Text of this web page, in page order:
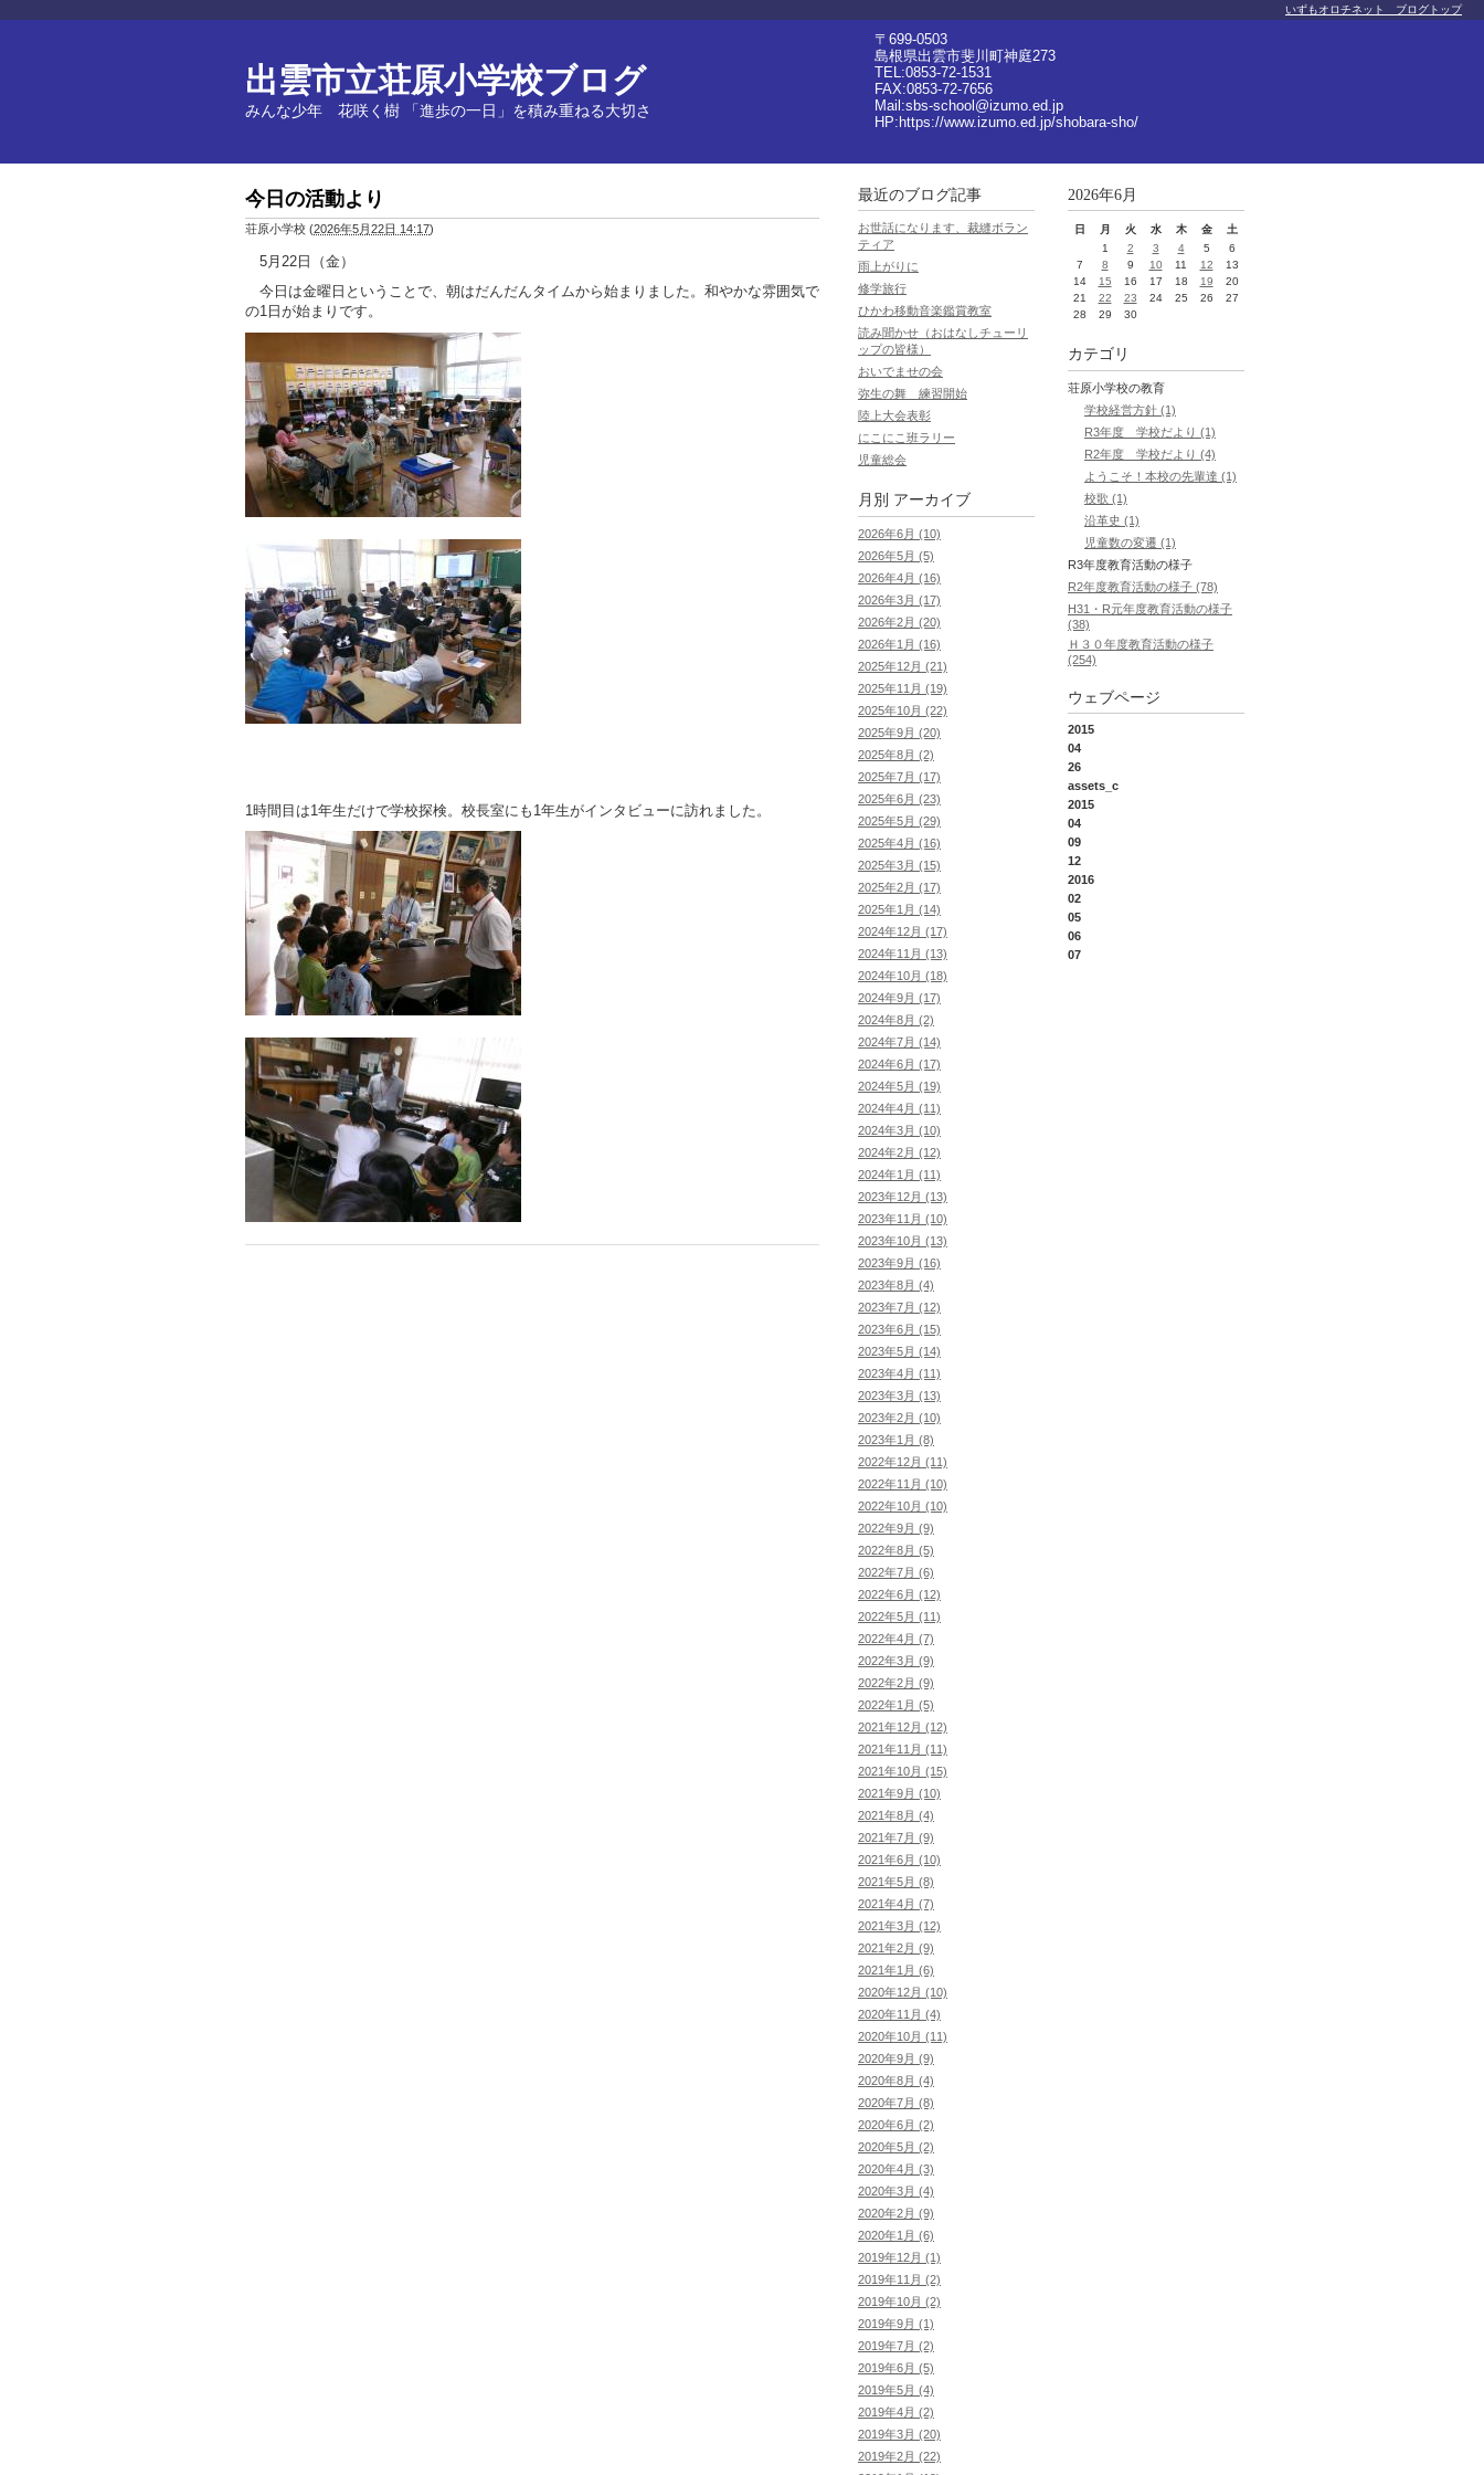
出雲市立荘原小学校ブログ
みんな少年 花咲く樹 「進歩の一日」を積み重ねる大切さ
〒699-0503
島根県出雲市斐川町神庭273
TEL:0853-72-1531
FAX:0853-72-7656
Mail:sbs-school@izumo.ed.jp
HP: https://www.izumo.ed.jp/shobara-sho/
いずもオロチネット ブログトップ
今日の活動より
荘原小学校 (2026年5月22日 14:17)
5月22日（金）
今日は金曜日ということで、朝はだんだんタイムから始まりました。和やかな雰囲気で
の1日が始まりです。
1時間目は1年生だけで学校探検。校長室にも1年生がインタビューに訪れました。
2026年6月
日 月 火 水 木 金
土
1
2 3 4 5
6
7
8 9 10 11 12
13
14
15 16 17 18 19
20
21
22 23 24 25 26
27
28
29 30
カテゴリ
荘原小学校の教育
学校経営方針 (1)
R3年度 学校だより (1)
R2年度 学校だより (4)
ようこそ！本校の先輩達 (1)
校歌 (1)
沿革史 (1)
児童数の変遷 (1)
R3年度教育活動の様子
R2年度教育活動の様子 (78)
H31・R元年度教育活動の様子
(38)
Ｈ３０年度教育活動の様子
(254)
ウェブページ
2015
04
26
assets_c
2015
04
09
12
2016
02
05
06
07
最近のブログ記事
お世話になります、裁縫ボラン
ティア
雨上がりに
修学旅行
ひかわ移動音楽鑑賞教室
読み聞かせ（おはなしチューリ
ップの皆様）
おいでませの会
弥生の舞 練習開始
陸上大会表彰
にこにこ班ラリー
児童総会
月別 アーカイブ
2026年6月 (10)
2026年5月 (5)
2026年4月 (16)
2026年3月 (17)
2026年2月 (20)
2026年1月 (16)
2025年12月 (21)
2025年11月 (19)
2025年10月 (22)
2025年9月 (20)
2025年8月 (2)
2025年7月 (17)
2025年6月 (23)
2025年5月 (29)
2025年4月 (16)
2025年3月 (15)
2025年2月 (17)
2025年1月 (14)
2024年12月 (17)
2024年11月 (13)
2024年10月 (18)
2024年9月 (17)
2024年8月 (2)
2024年7月 (14)
2024年6月 (17)
2024年5月 (19)
2024年4月 (11)
2024年3月 (10)
2024年2月 (12)
2024年1月 (11)
2023年12月 (13)
2023年11月 (10)
2023年10月 (13)
2023年9月 (16)
2023年8月 (4)
2023年7月 (12)
2023年6月 (15)
2023年5月 (14)
2023年4月 (11)
2023年3月 (13)
2023年2月 (10)
2023年1月 (8)
2022年12月 (11)
2022年11月 (10)
2022年10月 (10)
2022年9月 (9)
2022年8月 (5)
2022年7月 (6)
2022年6月 (12)
2022年5月 (11)
2022年4月 (7)
2022年3月 (9)
2022年2月 (9)
2022年1月 (5)
2021年12月 (12)
2021年11月 (11)
2021年10月 (15)
2021年9月 (10)
2021年8月 (4)
2021年7月 (9)
2021年6月 (10)
2021年5月 (8)
2021年4月 (7)
2021年3月 (12)
2021年2月 (9)
2021年1月 (6)
2020年12月 (10)
2020年11月 (4)
2020年10月 (11)
2020年9月 (9)
2020年8月 (4)
2020年7月 (8)
2020年6月 (2)
2020年5月 (2)
2020年4月 (3)
2020年3月 (4)
2020年2月 (9)
2020年1月 (6)
2019年12月 (1)
2019年11月 (2)
2019年10月 (2)
2019年9月 (1)
2019年7月 (2)
2019年6月 (5)
2019年5月 (4)
2019年4月 (2)
2019年3月 (20)
2019年2月 (22)